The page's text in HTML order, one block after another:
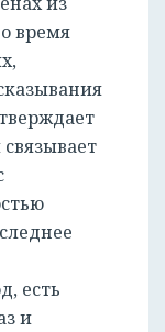
время
есть
и